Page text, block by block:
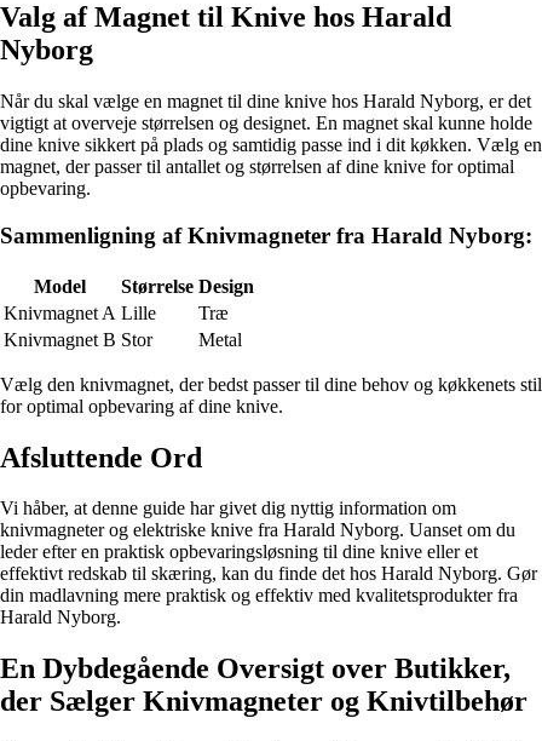
Valg af Magnet til Knive hos Harald
Nyborg
Når du skal vælge en magnet til dine knive hos Harald Nyborg, er det
vigtigt at overveje størrelsen og designet. En magnet skal kunne holde
dine knive sikkert på plads og samtidig passe ind i dit køkken. Vælg en
magnet, der passer til antallet og størrelsen af dine knive for optimal
opbevaring.
Sammenligning af Knivmagneter fra Harald Nyborg:
Model Størrelse Design
Knivmagnet A Lille
Træ
Knivmagnet B Stor Metal
Vælg den knivmagnet, der bedst passer til dine behov og køkkenets stil
for optimal opbevaring af dine knive.
Afsluttende Ord
Vi håber, at denne guide har givet dig nyttig information om
knivmagneter og elektriske knive fra Harald Nyborg. Uanset om du
leder efter en praktisk opbevaringsløsning til dine knive eller et
effektivt redskab til skæring, kan du finde det hos Harald Nyborg. Gør
din madlavning mere praktisk og effektiv med kvalitetsprodukter fra
Harald Nyborg.
En Dybdegående Oversigt over Butikker,
der Sælger Knivmagneter og Knivtilbehør